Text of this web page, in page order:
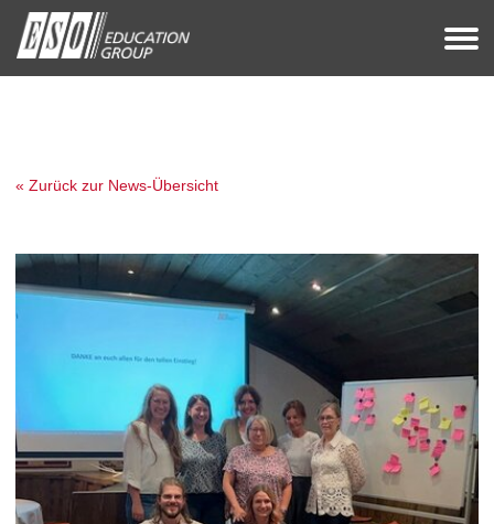
« Zurück zur News-Übersicht